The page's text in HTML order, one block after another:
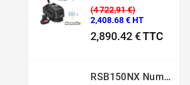
(4 722,91 €)
2,408.68 € HT
2,890.42 €TTC
RSB150NX Numatic – Aspirateur Dorsal Pro [80 Min – 5L – 36V]